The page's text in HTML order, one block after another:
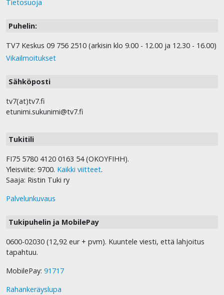
Tietosuoja
Puhelin:
TV7 Keskus 09 756 2510 (arkisin klo 9.00 - 12.00 ja 12.30 - 16.00)
Vikailmoitukset
Sähköposti
tv7(at)tv7.fi
etunimi.sukunimi@tv7.fi
Tukitili
FI75 5780 4120 0163 54 (OKOYFIHH).
Yleisviite: 9700. Kaikki viitteet.
Saaja: Ristin Tuki ry
Palvelunkuvaus
Tukipuhelin ja MobilePay
0600-02030 (12,92 eur + pvm). Kuuntele viesti, että lahjoitus
tapahtuu.
MobilePay: 91717
Rahankeräyslupa